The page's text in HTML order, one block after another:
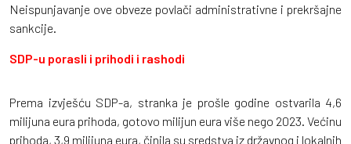
Neispunjavanje ove obveze povlači administrativne i prekršajne
sankcije.
SDP-u porasli i prihodi i rashodi
Prema izvješću SDP-a, stranka je prošle godine ostvarila 4,6
milijuna eura prihoda, gotovo milijun eura više nego 2023. Većinu
prihoda, 3,9 milijuna eura, činila su sredstva iz državnog i lokalnih